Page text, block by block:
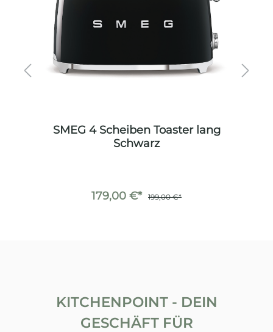
SMEG 4 Scheiben Toaster lang
Schwarz
179,00 €* 199,00 €*
KITCHENPOINT - DEIN
GESCHÄFT FÜR